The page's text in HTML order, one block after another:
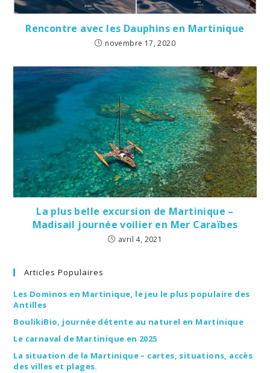
Rencontre avec les Dauphins en Martinique
novembre 17, 2020
La plus belle excursion de Martinique –
Madisail journée voilier en Mer Caraïbes
avril 4, 2021
Articles Populaires
Les Dominos en Martinique, le jeu le plus populaire des
Antilles
BoulikiBio, journée détente au naturel en Martinique
Le carnaval de Martinique en 2025
La situation de la Martinique – cartes, situations, accès
des villes et plages.